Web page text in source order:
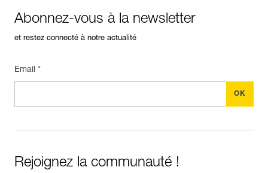
Abonnez-vous à la newsletter
et restez connecté à notre actualité
Email *
Rejoignez la communauté !